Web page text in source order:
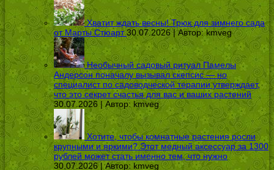
Хватит ждать весны! Трюк для зимнего сада
от Марты Стюарт 30.07.2026 | Автор:kmveg
Необычный садовый ритуал Памелы
Андерсон поначалу вызывал скепсис — но
специалист по садоводческой терапии утверждает,
что это секрет счастья для вас и ваших растений
30.07.2026 | Автор: kmveg
Хотите, чтобы комнатные растения росли
крупными и яркими? Этот медный аксессуар за 1300
рублей может стать именно тем, что нужно
30.07.2026 | Автор: kmveg